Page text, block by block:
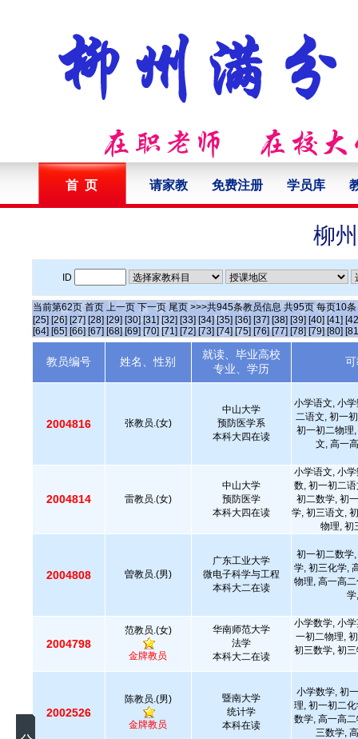
首 页 请家教 免费注册 学员库
柳
ID
当前第62页 首页 上一页 下一页 尾页 >>>共945条教员信息 共95页 每页10条
[25] [26] [27] [28] [29] [30] [31] [32] [33] [34] [35] [36] [37] [38] [39] [40] [41]
[64] [65] [66] [67] [68] [69] [70] [71] [72] [73] [74] [75] [76] [77] [78] [79] [80]
教员编号 姓名、性别
就读、毕业高校
专业、学历
2004816 张教员.(女)
中山大学
预防医学系
本科大四在读
小学语文, 小
二语文, 初一
初一初二物理
文, 高一
2004814 雷教员.(女)
中山大学
预防医学
本科大四在读
小学语文, 小
数, 初一初二
初二数学, 初
学, 初三语文,
物理, 初
2004808 曽教员.(男)
广东工业大学
微电子科学与工程
本科大二在读
初一初二数学
学, 初三化学,
物理, 高一高
2004798
范教员.(女)
金牌教员
华南师范大学
法学
本科大二在读
小学数学, 小
一初二物理,
初三数学, 初
2002526
陈教员.(男)
金牌教员
暨南大学
统计学
本科在读
小学数学, 初
理, 初一初二
数学, 高一高
三数学,